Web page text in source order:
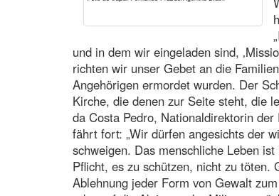
und in dem wir eingeladen sind,
richten wir unser Gebet an die
Angehörigen ermordet wurden. Der
Kirche, die denen zur Seite steht, die
da Costa Pedro, Nationaldirektorin
fährt fort: „Wir dürfen angesichts der
schweigen. Das menschliche Leben
Pflicht, es zu schützen, nicht zu
Ablehnung jeder Form von Gewalt